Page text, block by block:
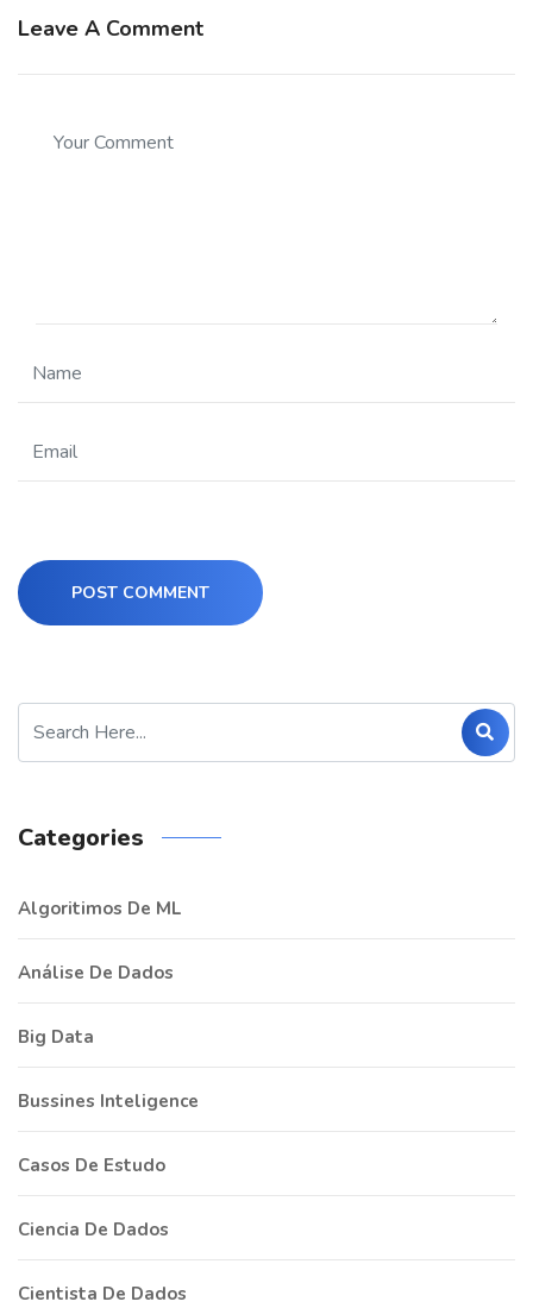
Leave A Comment
POST COMMENT
Categories
Algoritimos De ML
Análise De Dados
Big Data
Bussines Inteligence
Casos De Estudo
Ciencia De Dados
Cientista De Dados